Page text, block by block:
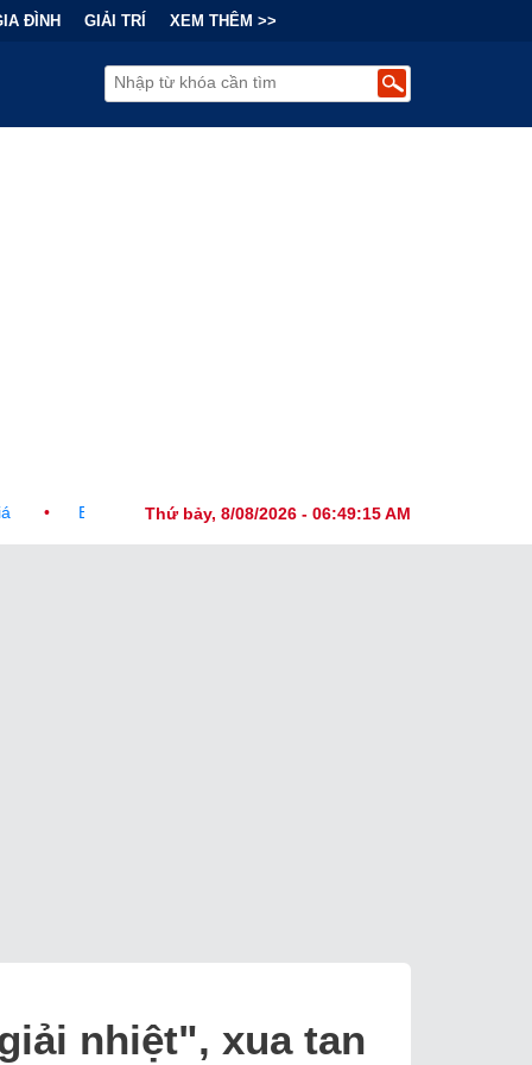
ĐÌNH GIẢI TRÍ XEM THÊM >>
Thứ bảy, 8/08/2026 - 06:49:16 AM
Đằng Sau "Cơn Sốt" Trà Sữa Nhượng Quyền: Lợi Nhuận Thuộc Về
nhiệt", xua tan